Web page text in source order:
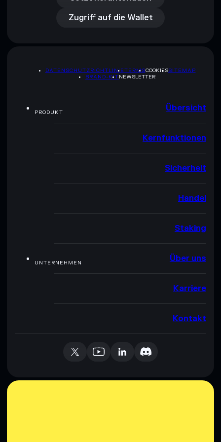
Zugriff auf die Wallet
DATENSCHUTZRICHTLINIETERMSCOOKIESSITEMAP
BRAND-KITNEWSLETTER
PRODUKT Übersicht
Kernfunktionen
Sicherheit
Handel
Staking
UNTERNEHMEN Über uns
Karriere
Kontakt